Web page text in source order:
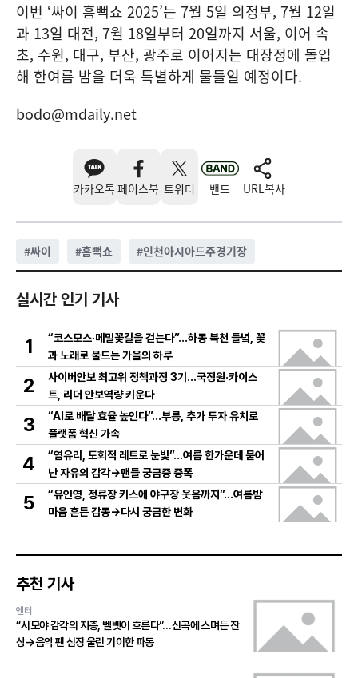
이번 ‘싸이 흠뻑쇼 2025’는 7월 5일 의정부, 7월 12일
과 13일 대전, 7월 18일부터 20일까지 서울, 이어 속
초, 수원, 대구, 부산, 광주로 이어지는 대장정에 돌입
해 한여름 밤을 더욱 특별하게 물들일 예정이다.
bodo@mdaily.net
카카오톡 페이스북 트위터 밴드 URL복사
#싸이 #흠뻑쇼 #인천아시아드주경기장
실시간 인기 기사
1
“코스모스·메밀꽃길을 걷는다”…하동 북천 들녘, 꽃
과 노래로 물드는 가을의 하루
2
사이버안보 최고위 정책과정 3기…국정원·카이스
트, 리더 안보역량 키운다
3
“AI로 배달 효율 높인다”…부릉, 추가 투자 유치로
플랫폼 혁신 가속
4
“염유리, 도회적 레트로 눈빛”…여름 한가운데 묻어
난 자유의 감각→팬들 궁금증 증폭
5
“유인영, 정류장 키스에 야구장 웃음까지”…여름밤
마음 흔든 감동→다시 궁금한 변화
추천 기사
엔터
“시모야 감각의 지층, 벨벳이 흐른다”…신곡에 스며든 잔
상→음악 팬 심장 울린 기이한 파동